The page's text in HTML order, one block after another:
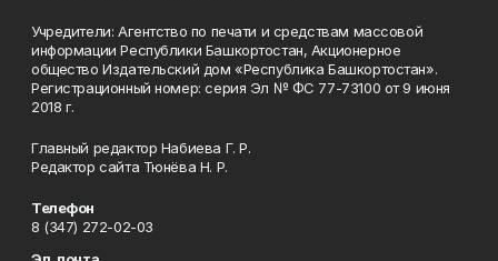
Учредители: Агентство по печати и средствам массовой
информации Республики Башкортостан, Акционерное
общество Издательский дом «Республика Башкортостан».
Регистрационный номер: серия Эл № ФС 77-73100 от 9 июня
2018 г.
Главный редактор Набиева Г. Р.
Редактор сайта Тюнёва Н. Р.
Телефон
8 (347) 272-02-03